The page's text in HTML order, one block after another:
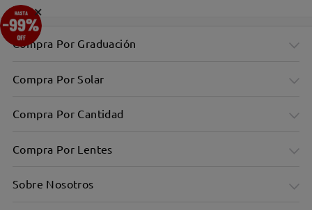
Compra Por Graduación
Compra Por Solar
Compra Por Cantidad
Compra Por Lentes
Sobre Nosotros
×